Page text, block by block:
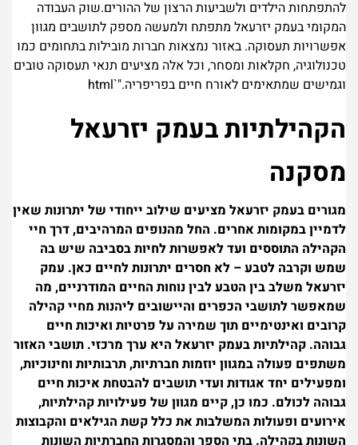
להתפתחות הילדים ולשביעות הרצון של ההורים.שוק העבודה
המקומי בעמק יזרעאל מתפתח ולמעשה מספק לתושבים מגוון
אפשרויות תעסוקה. באזור נמצאות חברות מובילות בתחומים כמו
טכנולוגיה, חקלאות ומסחר, וכל אלה מציעים תנאי תעסוקה טובים
וגמישים שמתאימים לאורח חיים בפריפריה."`html
הקהילתיות בעמק יזרעאל
מסקנה
מגורים בעמק יזרעאל מציעים שילוב ייחודי של יתרונות שאין
לדמיין במקומות אחרים. החל מהנופים המרהיבים, דרך חיי
הקהילה התוססים ועד לאפשרות לחיות בסביבה שיש בה
שמש וקרבה לטבע – לא חסרים יתרונות לחיים כאן. עמק
יזרעאל משלב בין הטבע לבין נוחות החיים המודרניים, מה
שמאפשר לתושבי הכפרים והיישובים ליהנות מחיי קהילה
קרובים ואינטימיים תוך שמירה על פרטיות ואיכות חיים
גבוהה. קהילתיות בעמק יזרעאל היא ערך מרכזי. תושבי האזור
משתפים פעולה במגוון יוזמות חברתיות, תרבותיות וחינוכיות,
ומפעילים יחד אגודות ועדי תושבים להבטחת איכות חיים
גבוהה לכולם. כמו כן, קיים מגוון של פעילויות קהילתיות,
אירועים ופעולות המשלבות את כלל קשת הגילאים והקבוצות
השונות בקהילה. בתי הספר והמסגרות החברתיות השונות